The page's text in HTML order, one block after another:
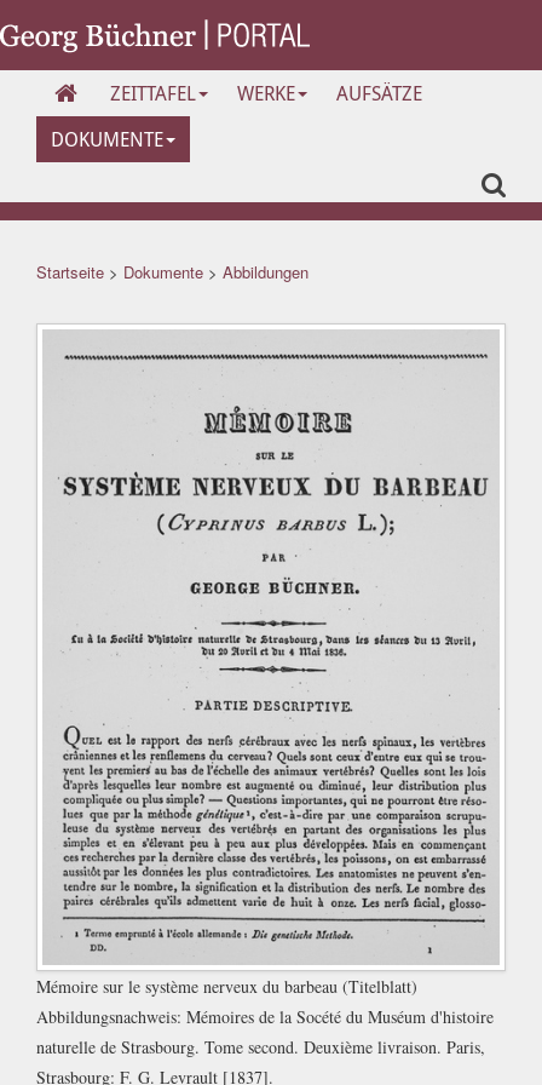
ZEITTAFEL WERKE
AUFSÄTZE
DOKUMENTE
Startseite > Dokumente > Abbildungen
Mémoire sur le système nerveux du barbeau (Titelblatt)
Abbildungsnachweis: Mémoires de la Socété du Muséum d'histoire
naturelle de Strasbourg. Tome second. Deuxième livraison. Paris,
Strasbourg: F. G. Levrault [1837].